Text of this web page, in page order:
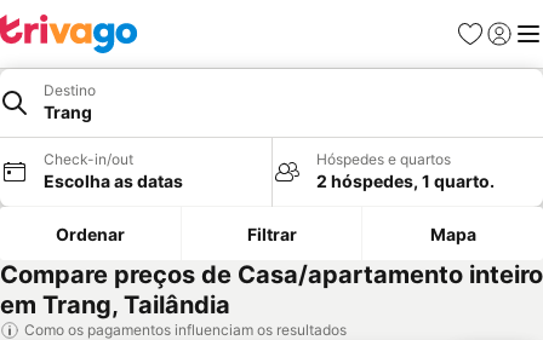
Favoritos
Iniciar
Destino
Trang
Check-in/out
Escolha as datas
Hóspedes e quartos
2 hóspedes, 1 quarto.
Ordenar Filtrar Mapa
Compare preços de Casa/apartamento inteiro
em Trang, Tailândia
Como os pagamentos influenciam os resultados